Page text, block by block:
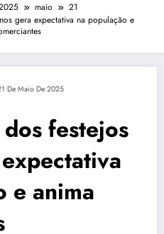
maio
21
gera expectativa na população e
De Maio De 2025
festejos
e anima